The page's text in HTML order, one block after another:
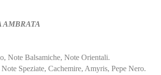
AMBRATA
Note Balsamiche, Note Orientali.
Speziate, Cachemire, Amyris, Pepe Nero.